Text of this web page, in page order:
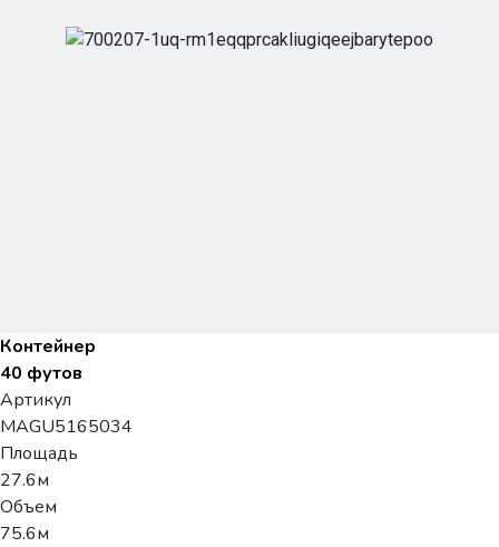
Контейнер
40 футов
Артикул
MAGU5165034
Площадь
27.6м
Объем
75.6м